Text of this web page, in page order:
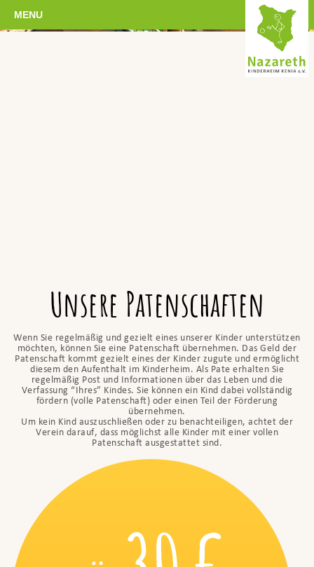
MENU
Unsere Patenschaften
Wenn Sie regelmäßig und gezielt eines unserer Kinder unterstützen
möchten, können Sie eine Patenschaft übernehmen. Das Geld der
Patenschaft kommt gezielt eines der Kinder zugute und ermöglicht
diesem den Aufenthalt im Kinderheim. Als Pate erhalten Sie
regelmäßig Post und Informationen über das Leben und die
Verfassung “Ihres” Kindes. Sie können ein Kind dabei vollständig
fördern (volle Patenschaft) oder einen Teil der Förderung
übernehmen.
Um kein Kind auszuschließen oder zu benachteiligen, achtet der
Verein darauf, dass möglichst alle Kinder mit einer vollen
Patenschaft ausgestattet sind.